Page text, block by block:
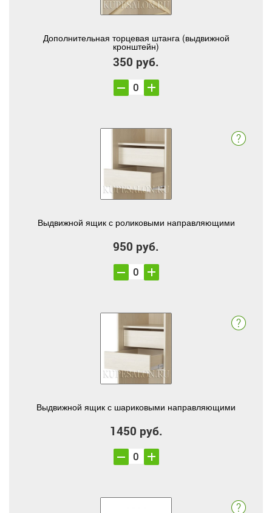
Дополнительная торцевая штанга (выдвижной
кронштейн)
350 руб.
Выдвижной ящик с роликовыми направляющими
950 руб.
Выдвижной ящик с шариковыми направляющими
1450 руб.